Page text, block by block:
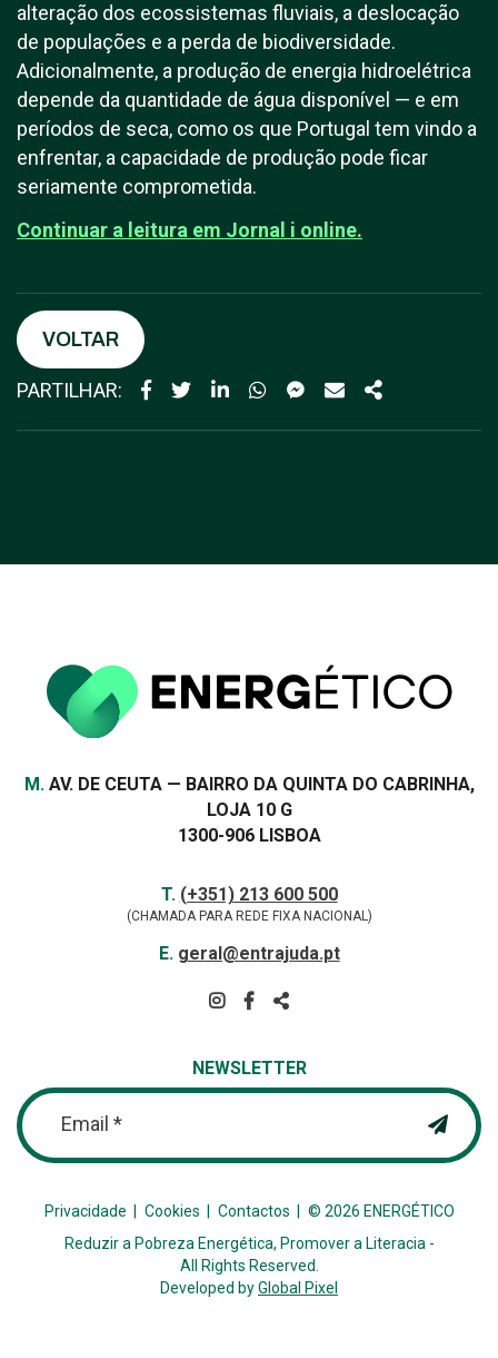
alteração dos ecossistemas fluviais, a deslocação
de populações e a perda de biodiversidade.
Adicionalmente, a produção de energia hidroelétrica
depende da quantidade de água disponível — e em
períodos de seca, como os que Portugal tem vindo a
enfrentar, a capacidade de produção pode ficar
seriamente comprometida.
Continuar a leitura em Jornal i online.
VOLTAR
PARTILHAR:
Morada
M. AV. DE CEUTA — BAIRRO DA QUINTA DO CABRINHA,
LOJA 10 G
1300-906 LISBOA
T. (+351) 213 600 500
(CHAMADA PARA REDE FIXA NACIONAL)
E. geral@entrajuda.pt
REDE
NEWSLETTER
Email *
Privacidade Cookies Contactos
© 2026 ENERGÉTICO
Reduzir a Pobreza Energética, Promover a Literacia -
All Rights Reserved.
Developed byGlobal Pixel